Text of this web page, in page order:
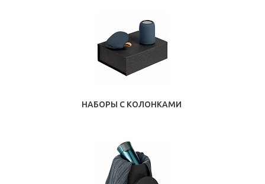
НАБОРЫ С КОЛОНКАМИ